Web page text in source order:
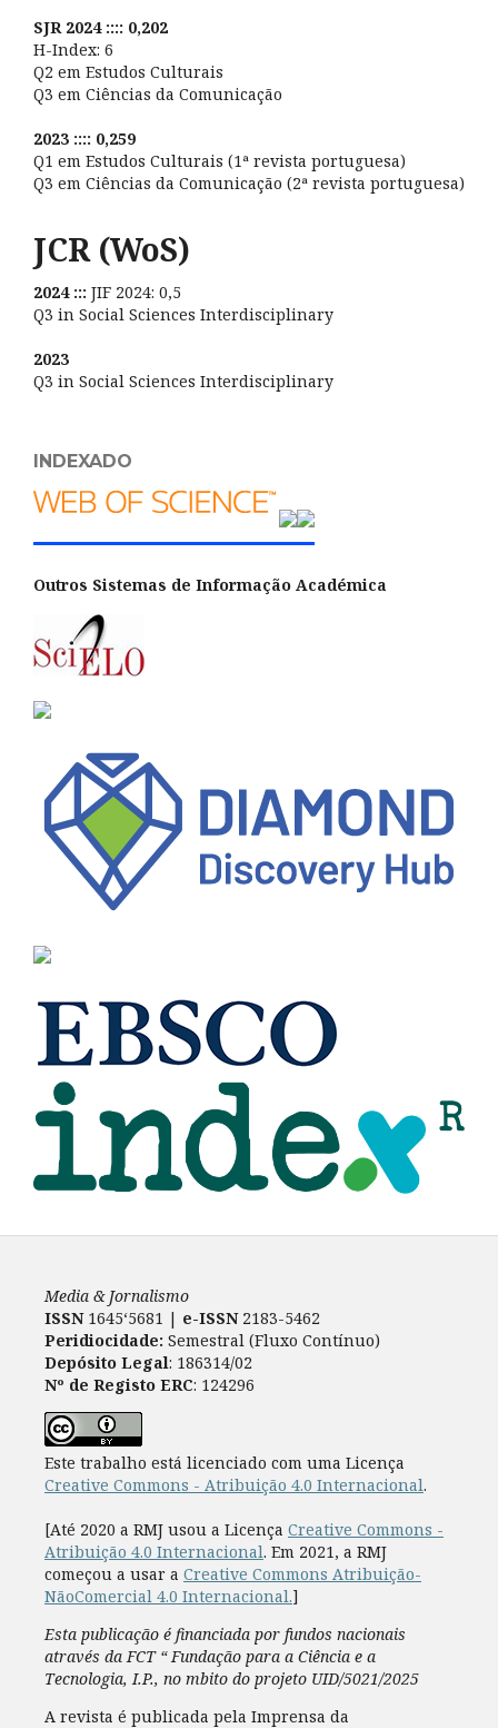
SJR 2024 :::: 0,202
H-Index: 6
Q2 em Estudos Culturais
Q3 em Ciências da Comunicação
2023 :::: 0,259
Q1 em Estudos Culturais (1ª revista portuguesa)
Q3 em Ciências da Comunicação (2ª revista portuguesa)
JCR (WoS)
2024 ::: JIF 2024: 0,5
Q3 in Social Sciences Interdisciplinary
2023
Q3 in Social Sciences Interdisciplinary
INDEXADO
Outros Sistemas de Informação Académica
Media & Jornalismo
ISSN 1645‘5681 | e-ISSN2183-5462
Peridiocidade: Semestral (Fluxo Contínuo)
Depósito Legal: 186314/02
Nº de Registo ERC: 124296
Este trabalho está licenciado com uma Licença
Creative Commons - Atribuição 4.0 Internacional.
[Até 2020 a RMJ usou a Licença Creative Commons -
Atribuição 4.0 Internacional. Em 2021, a RMJ
começou a usar a Creative Commons Atribuição-
NãoComercial 4.0 Internacional.]
Esta publicação é financiada por fundos nacionais
através da FCT “ Fundação para a Ciência e a
Tecnologia, I.P., no mbito do projeto UID/5021/2025
A revista é publicada pela Imprensa da